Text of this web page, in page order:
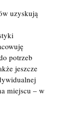
uzyskują
potrzeb
jeszcze
miejscu – w